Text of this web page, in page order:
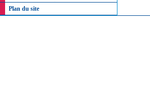
Plan du site